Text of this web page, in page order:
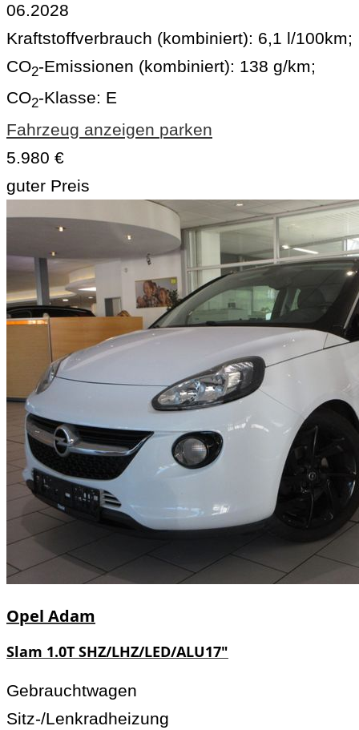
06.2028
Kraftstoffverbrauch (kombiniert): 6,1 l/100km;
CO2-Emissionen (kombiniert): 138 g/km;
CO2-Klasse: E
Fahrzeug anzeigen parken
5.980 €
guter Preis
Opel Adam
Slam 1.0T SHZ/LHZ/LED/ALU17"
Gebrauchtwagen
Sitz-/Lenkradheizung